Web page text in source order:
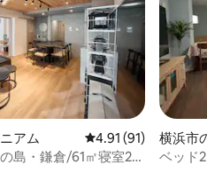
アム レビュー91件、5つ
4.91 (91)
島・鎌倉/61㎡寝室2つ
横浜市
ベッド